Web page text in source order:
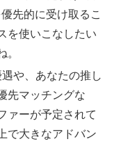
先的に受け取るこ
を使いこなしたい
。
や、あなたの推し
先マッチングな
ァーが予定されて
で大きなアドバン